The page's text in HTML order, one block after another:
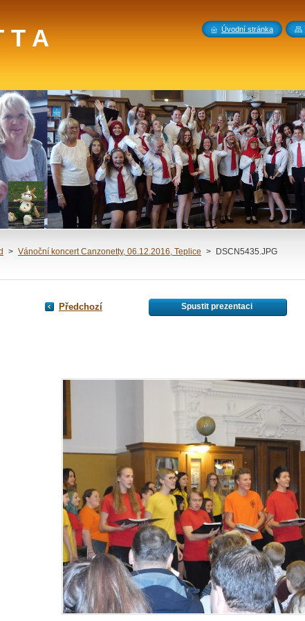
T A
> Vánoční koncert Canzonetty, 06.12.2016, Teplice > DSCN5435.JPG
Předchozí Spustit prezentaci
Úvodní stránka